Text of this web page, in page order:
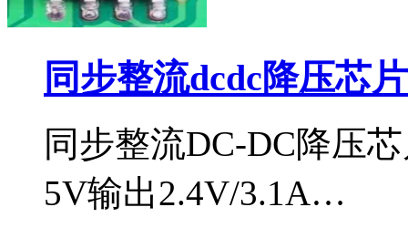
同步整流dcdc降压芯
同步整流DC-DC降压
5V输出2.4V/3.1A…